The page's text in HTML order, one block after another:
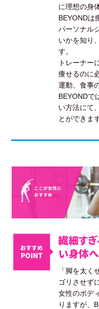
に理想の身
BEYONDは
パーソナル
いかを知り
す。
トレーナー
痩せるのに
運動、食事
BEYONDで
い方法にて
とができま
繊細す
い身体へ
「脚を太く
ゴリさせず
女性のボデ
りますが、